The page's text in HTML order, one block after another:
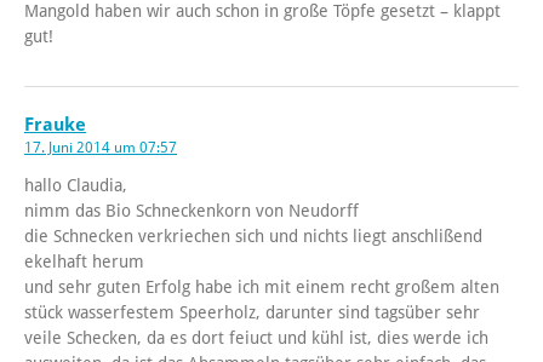
Mangold haben wir auch schon in große Töpfe gesetzt – klappt
gut!
Frauke
17. Juni 2014 um 07:57
hallo Claudia,
nimm das Bio Schneckenkorn von Neudorff
die Schnecken verkriechen sich und nichts liegt anschlißend
ekelhaft herum
und sehr guten Erfolg habe ich mit einem recht großem alten
stück wasserfestem Speerholz, darunter sind tagsüber sehr
veile Schecken, da es dort feiuct und kühl ist, dies werde ich